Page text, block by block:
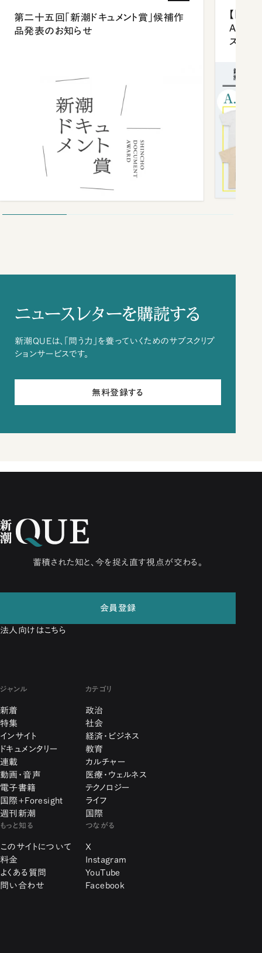
第二十五回「新潮ドキュメント賞」候補作
品発表のお知らせ
【「新
ズプレ
ニュースレターを購読する
新潮QUEは、「問う力」を養っていくためのサブスクリプ
ションサービスです。
無料登録する
蓄積された知と、今を捉え直す視点が交わる。
会員登録
法人向けはこちら
ジャンル
新着
特集
インサイト
ドキュメンタリー
連載
動画・音声
電子書籍
国際+Foresight
週刊新潮
カテゴリ
政治
社会
経済・ビジネス
教育
カルチャー
医療・ウェルネス
テクノロジー
ライフ
国際
もっと知る
このサイトについて
料金
よくある質問
問い合わせ
つながる
X
Instagram
YouTube
Facebook